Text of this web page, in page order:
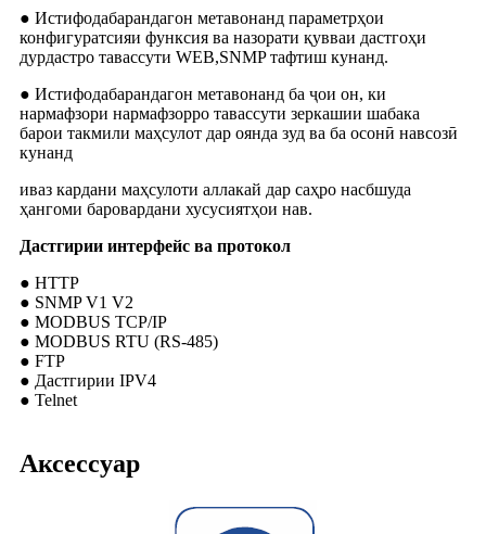
● Истифодабарандагон метавонанд параметрҳои
конфигуратсияи функсия ва назорати қувваи дастгоҳи
дурдастро тавассути WEB,SNMP тафтиш кунанд.
● Истифодабарандагон метавонанд ба ҷои он, ки
нармафзори нармафзорро тавассути зеркашии шабака
барои такмили маҳсулот дар оянда зуд ва ба осонӣ навсозӣ
кунанд
иваз кардани маҳсулоти аллакай дар саҳро насбшуда
ҳангоми баровардани хусусиятҳои нав.
Дастгирии интерфейс ва протокол
● HTTP
● SNMP V1 V2
● MODBUS TCP/IP
● MODBUS RTU (RS-485)
● FTP
● Дастгирии IPV4
● Telnet
Аксессуар